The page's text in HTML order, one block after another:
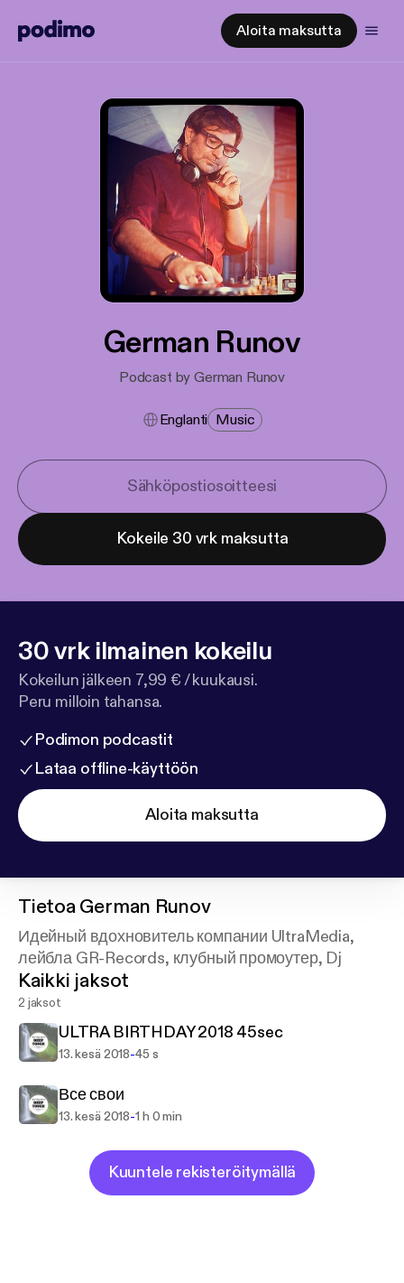
Aloita maksutta
German Runov
Podcast by German Runov
Englanti Music
Kokeile 30 vrk maksutta
30 vrk ilmainen kokeilu
Kokeilun jälkeen 7,99 € / kuukausi.
Peru milloin tahansa.
Podimon podcastit
Lataa offline-käyttöön
Aloita maksutta
Tietoa German Runov
Идейный вдохновитель компании UltraMedia,
лейбла GR-Records, клубный промоутер, Dj
Kaikki jaksot
2 jaksot
ULTRA BIRTHDAY 2018 45sec
13. kesä 2018-45 s
Все свои
13. kesä 2018-1 h 0 min
Kuuntele rekisteröitymällä